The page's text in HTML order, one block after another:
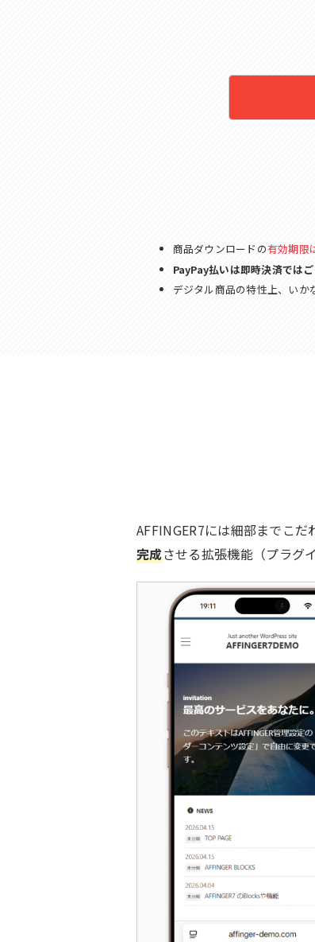
商品ダウンロードの有効期限
PayPay払いは即時決済ではご
デジタル商品の特性上、いか
AFFINGER7には細部までこだ
完成させる拡張機能（プラグ